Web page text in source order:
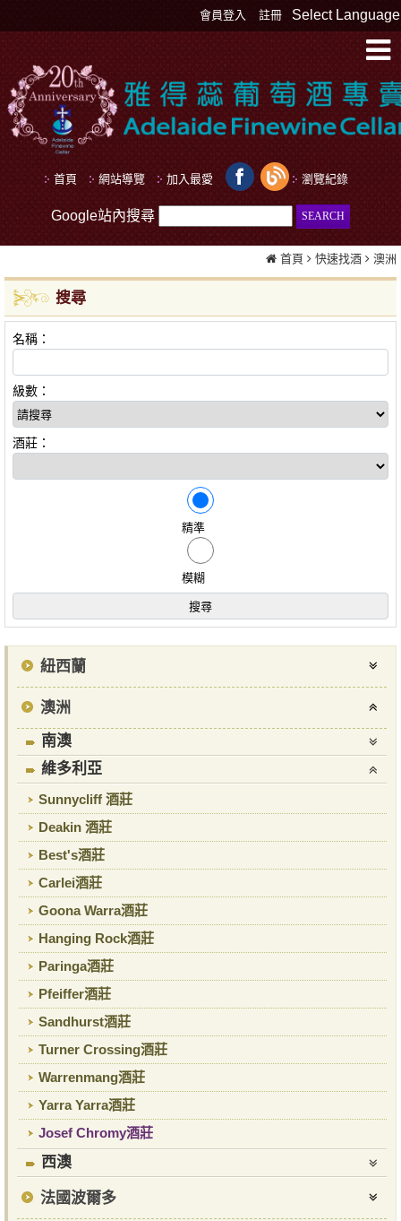
Select Language
會員登入 註冊
首頁 網站導覽 加入最愛 瀏覽紀錄
Google站內搜尋
首頁 快速找酒 澳洲
搜尋
名稱：
級數：
酒莊：
精準
模糊
紐西蘭
澳洲
南澳
維多利亞
Sunnycliff 酒莊
Deakin 酒莊
Best's酒莊
Carlei酒莊
Goona Warra酒莊
Hanging Rock酒莊
Paringa酒莊
Pfeiffer酒莊
Sandhurst酒莊
Turner Crossing酒莊
Warrenmang酒莊
Yarra Yarra酒莊
Josef Chromy酒莊
西澳
法國波爾多